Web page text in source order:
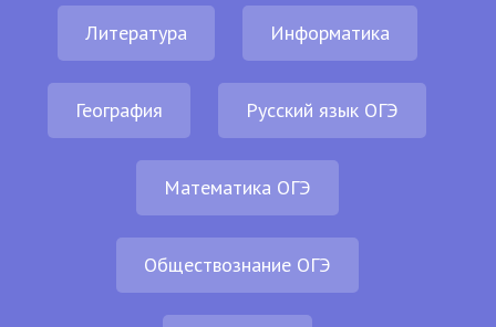
Литература Информатика
География Русский язык ОГЭ
Математика ОГЭ
Обществознание ОГЭ